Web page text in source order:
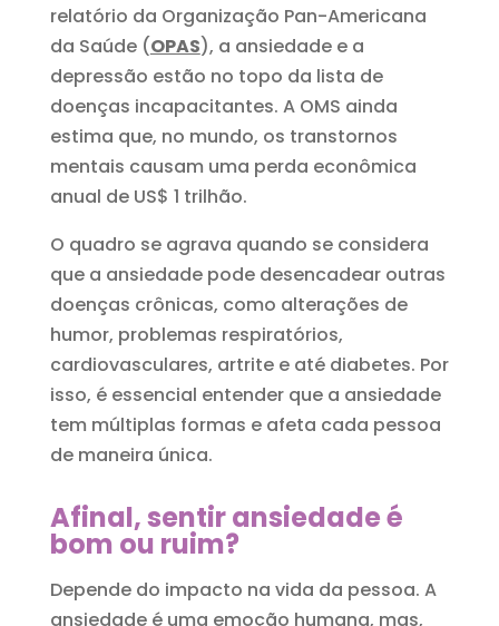
relatório da Organização Pan-Americana
da Saúde (OPAS), a ansiedade e a
depressão estão no topo da lista de
doenças incapacitantes. A OMS ainda
estima que, no mundo, os transtornos
mentais causam uma perda econômica
anual de US$ 1 trilhão.
O quadro se agrava quando se considera
que a ansiedade pode desencadear outras
doenças crônicas, como alterações de
humor, problemas respiratórios,
cardiovasculares, artrite e até diabetes. Por
isso, é essencial entender que a ansiedade
tem múltiplas formas e afeta cada pessoa
de maneira única.
Afinal, sentir ansiedade é
bom ou ruim?
Depende do impacto na vida da pessoa. A
ansiedade é uma emoção humana, mas,